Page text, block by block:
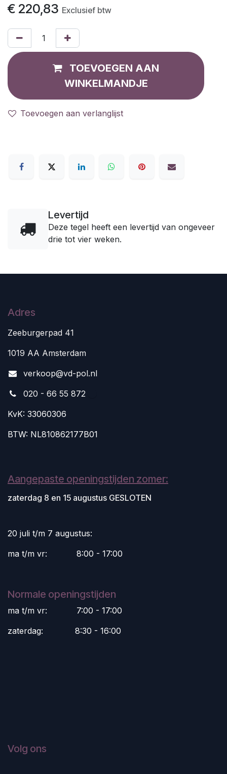
€ 220,83 Exclusief btw
TOEVOEGEN AAN
WINKELMANDJE
Toevoegen aan verlanglijst
Levertijd
Deze tegel heeft een levertijd van ongeveer
drie tot vier weken.
Adres
Zeeburgerpad 41
1019 AA Amsterdam
verkoop@vd-pol.nl
020 - 66 55 872
KvK: 33060306
BTW: NL810862177B01
Aangepaste openingstijden zomer:
zaterdag 8 en 15 augustus GESLOTEN
20 juli t/m 7 augustus:
ma t/m vr:
​8:00 - 17:00
Normale openingstijden
ma t/m vr:
​7:00 - 17:00
zaterdag:
​8:30 - 16:00
Volg ons